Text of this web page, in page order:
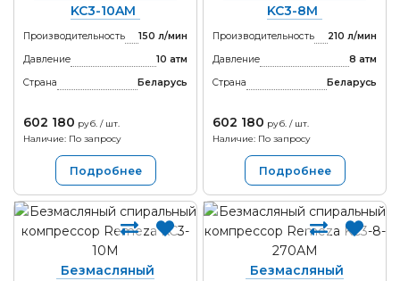
KC3-10AM
Производительность
150 л/мин
Давление
10 атм
Страна
Беларусь
602 180 руб. / шт.
Наличие: По запросу
Подробнее
KC3-8M
Производительность
210 л/мин
Давление
8 атм
Страна
Беларусь
602 180 руб. / шт.
Наличие: По запросу
Подробнее
Безмасляный
Безмасляный